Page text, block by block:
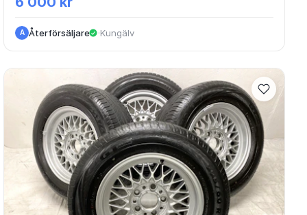
A Återförsäljare ·Kungälv